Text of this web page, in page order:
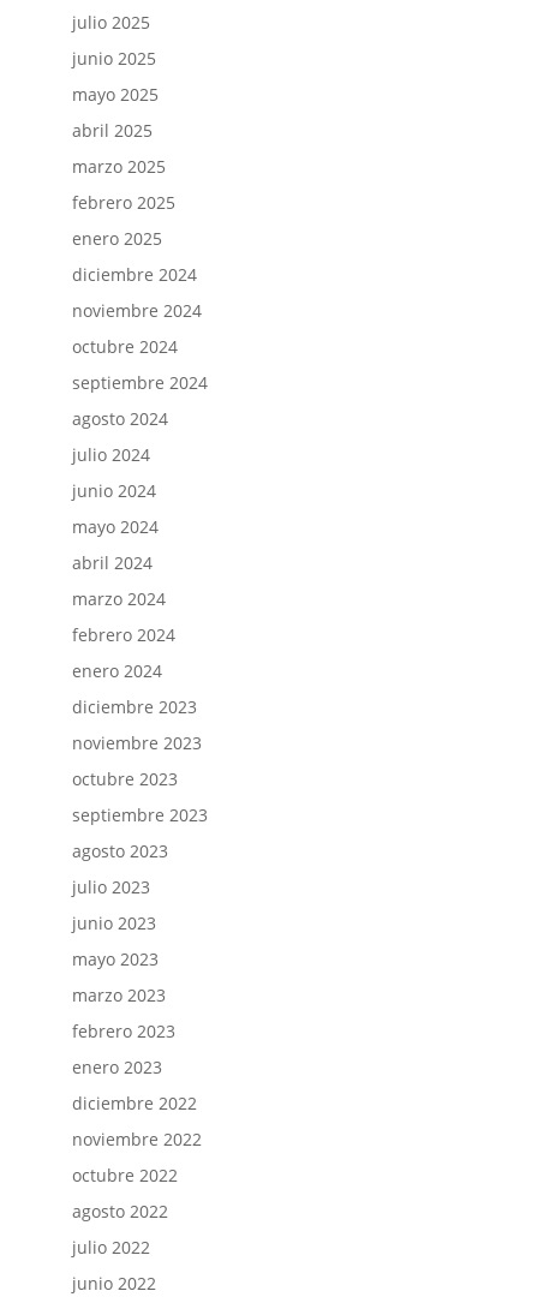
julio 2025
junio 2025
mayo 2025
abril 2025
marzo 2025
febrero 2025
enero 2025
diciembre 2024
noviembre 2024
octubre 2024
septiembre 2024
agosto 2024
julio 2024
junio 2024
mayo 2024
abril 2024
marzo 2024
febrero 2024
enero 2024
diciembre 2023
noviembre 2023
octubre 2023
septiembre 2023
agosto 2023
julio 2023
junio 2023
mayo 2023
marzo 2023
febrero 2023
enero 2023
diciembre 2022
noviembre 2022
octubre 2022
agosto 2022
julio 2022
junio 2022